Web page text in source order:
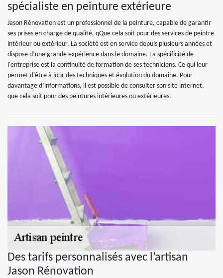
spécialiste en peinture extérieure
Jason Rénovation est un professionnel de la peinture, capable de garantir
ses prises en charge de qualité, qQue cela soit pour des services de peintre
intérieur ou extérieur. La société est en service depuis plusieurs années et
dispose d’une grande expérience dans le domaine. La spécificité de
l'entreprise est la continuité de formation de ses techniciens. Ce qui leur
permet d’être à jour des techniques et évolution du domaine. Pour
davantage d’informations, il est possible de consulter son site internet,
que cela soit pour des peintures intérieures ou extérieures.
Des tarifs personnalisés avec l’artisan
Jason Rénovation